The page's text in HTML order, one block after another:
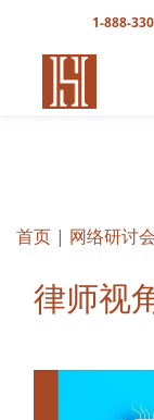
1-888-
首页 | 网络研讨会
律师视